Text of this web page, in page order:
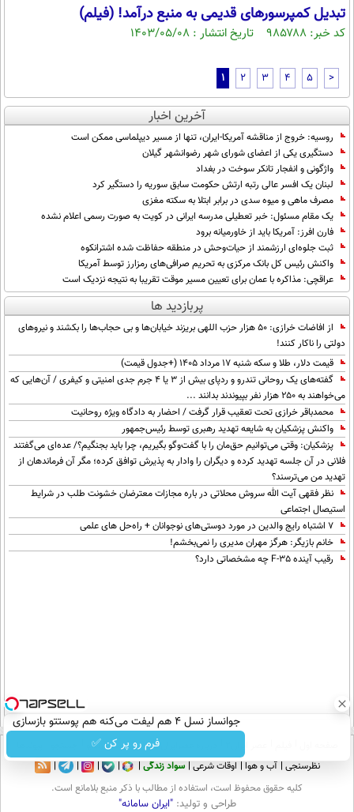
تبدیل کمپرسورهای قدیمی به منبع درآمد! (فیلم)
کد خبر: ۹۸۵۷۸۸ تاریخ انتشار : ۱۴۰۳/۰۵/۰۸
1 2 3 4 5 >
آخرین اخبار
روسیه: خروج از مناقشه آمریکا-ایران، تنها از مسیر دیپلماسی ممکن است
دستگیری یکی از اعضای شورای شهر رضوانشهر گیلان
واژگونی و انفجار تانکر سوخت در بغداد
لبنان یک افسر عالی رتبه ارتش حکومت سابق سوریه را دستگیر کرد
مصرف ماهی و میوه سدی در برابر ابتلا به سکته مغزی
یک مقام مسئول: خبر تعطیلی مدرسه ایرانی در کویت به صورت رسمی اعلام نشده
فارن افرز: آمریکا باید از خاورمیانه برود
ثبت جلوه‌ای ارزشمند از حیات‌وحش در منطقه حفاظت شده اشترانکوه
واکنش رئیس کل بانک مرکزی به تحریم صرافی‌های رمزارز توسط آمریکا
عراقچی: مذاکره با عمان برای تعیین مسیر موقت تقریبا به نتیجه نزدیک است
پربازدید ها
از افاضات خرازی: ۵۰ هزار حزب اللهی بریزند خیابان‌ها و بی حجاب‌ها را بکشند و نیرو‌های
دولتی را ناکار کنند!
قیمت دلار، طلا و سکه شنبه ۱۷ مرداد ۱۴۰۵ (+جدول قیمت)
گفته‌های یک روحانی تندرو و ردپای بیش از ۳ یا ۴ جرم جدی امنیتی و کیفری / آن‌هایی که
می‌خواهند به ۲۵۰ هزار نفر بپیوندند بدانند ...
محمدباقر خرازی تحت تعقیب قرار گرفت / احضار به دادگاه ویژه روحانیت
واکنش پزشکیان به شایعه تهدید رهبری توسط رئیس‌جمهور
پزشکیان: وقتی می‌توانیم حق‌مان را با گفت‌وگو بگیریم، چرا باید بجنگیم؟/ عده‌ای می‌گفتند
فلانی در آن جلسه تهدید کرده و دیگران را وادار به پذیرش توافق کرده؛ مگر آن فرماندهان از
تهدید من می‌ترسند؟
نظر فقهی آیت الله سروش محلاتی در باره مجازات معترضان خشونت طلب در شرایط
استیصال اجتماعی
۷ اشتباه رایج والدین در مورد دوستی‌های نوجوانان + راه‌حل های علمی
خانم بازیگر: هرگز مهران مدیری را نمی‌بخشم!
رقیب آینده F-35 چه مشخصاتی دارد؟
جوانساز نسل 4 هم لیفت می‌کنه هم پوستتو بازسازی
کامل 😍 24 ماه ماندگاریفرم رو پر کن ✅
تماس با ما آرشیو
نظرسنجی آب و هوا اوقات شرعی سواد زندگی
كليه حقوق محفوظ است، استفاده از مطالب با ذكر منبع بلامانع است.
طراحی و تولید:"ایران سامانه"